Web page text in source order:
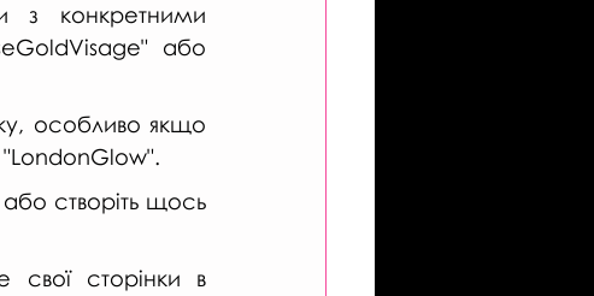
з конкретними
або
особливо якщо
створіть щось
свої сторінки в